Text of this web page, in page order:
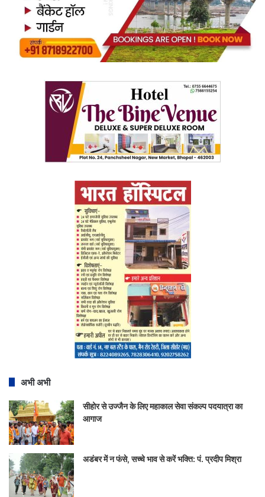
अभी अभी
सीहोर से उज्जैन के लिए महाकाल सेवा संकल्प पदयात्रा का
आगाज
अडंबर में न फंसे, सच्चे भाव से करें भक्ति: पं. प्रदीप मिश्रा